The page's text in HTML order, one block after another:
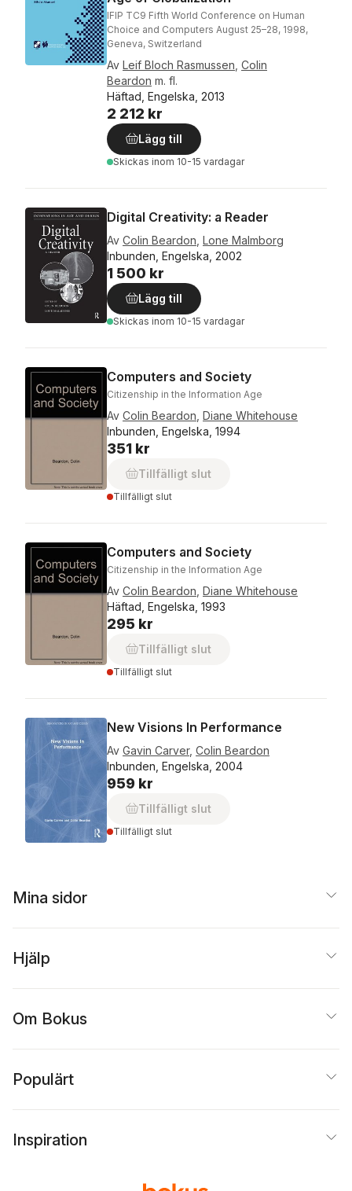
IFIP TC9 Fifth World Conference on Human
Choice and Computers August 25–28, 1998,
Geneva, Switzerland
Av Leif Bloch Rasmussen Colin
Beardon m. fl.
Häftad, Engelska, 2013
2 212 kr
Lägg till
Skickas inom 10-15 vardagar
Digital Creativity: a Reader
Av Colin Beardon Lone Malmborg
Inbunden, Engelska, 2002
1 500 kr
Lägg till
Skickas inom 10-15 vardagar
Computers and Society
Citizenship in the Information Age
Av Colin Beardon Diane Whitehouse
Inbunden, Engelska, 1994
351 kr
Tillfälligt slut
Tillfälligt slut
Computers and Society
Citizenship in the Information Age
Av Colin Beardon Diane Whitehouse
Häftad, Engelska, 1993
295 kr
Tillfälligt slut
Tillfälligt slut
New Visions In Performance
Av Gavin Carver, Colin Beardon
Inbunden, Engelska, 2004
959 kr
Tillfälligt slut
Tillfälligt slut
Mina sidor
Hjälp
Om Bokus
Populärt
Inspiration